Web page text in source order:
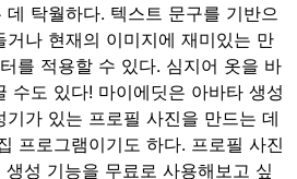
탁월하다. 텍스트 문구를 기반으
거나 현재의 이미지에 재미있는 만
를 적용할 수 있다. 심지어 옷을 바
수도 있다! 마이에딧은 아바타 생성
가 있는 프로필 사진을 만드는 데
프로그램이기도 하다. 프로필 사진
성 기능을 무료로 사용해보고 싶